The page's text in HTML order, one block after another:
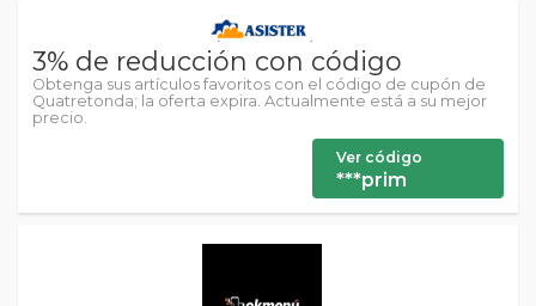
3% de reducción con código
Obtenga sus artículos favoritos con el código de cupón de
Quatretonda; la oferta expira. Actualmente está a su mejor
precio.
Ver código
***prim